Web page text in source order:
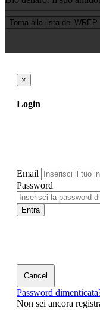
Torna alla lista dei WREP
×
Login
Email
Password
Entra
Cancel
Password
Non sei ancora